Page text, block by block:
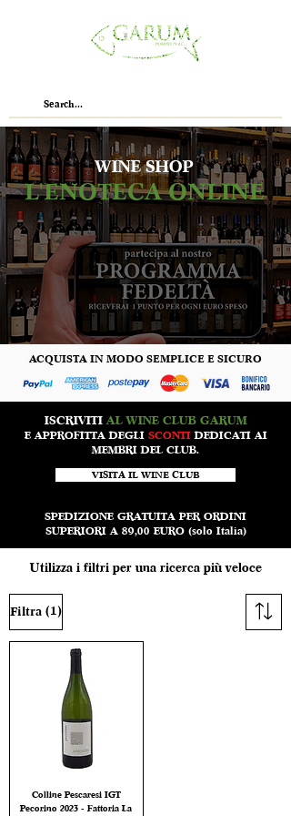
WINE SHOP
L'ENOTECA ONLINE
ACQUISTA IN MODO SEMPLICE E SICURO
ISCRIVITIAL WINE CLUB GARUM
E APPROFITTA DEGLI SCONTIDEDICATI AI
MEMBRI DEL CLUB.
VISITA IL WINE CLUB
SPEDIZIONE GRATUITA PER ORDINI
SUPERIORI A 89,00 EURO (solo Italia)
Utilizza i filtri per una ricerca più veloce
Filtra (1)
Colline Pescaresi IGT
Pecorino 2023 - Fattoria La